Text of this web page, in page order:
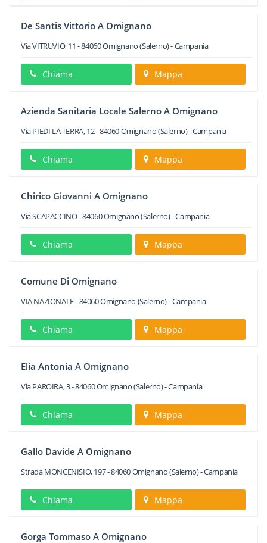
De Santis Vittorio A Omignano
Via VITRUVIO, 11 -84060Omignano(Salerno) -Campania
Chiama Mappa
Azienda Sanitaria Locale Salerno A Omignano
Via PIEDI LA TERRA, 12-84060Omignano(Salerno) -Campania
Chiama Mappa
Chirico Giovanni A Omignano
Via SCAPACCINO-84060Omignano(Salerno) -Campania
Chiama Mappa
Comune Di Omignano
VIA NAZIONALE-84060Omignano (Salerno) -Campania
Chiama Mappa
Elia Antonia A Omignano
Via PAROIRA, 3-84060Omignano(Salerno) -Campania
Chiama Mappa
Gallo Davide A Omignano
Strada MONCENISIO, 197-84060Omignano(Salerno) -Campania
Chiama Mappa
Gorga Tommaso A Omignano